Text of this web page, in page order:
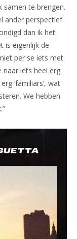
te brengen.
ander perspectief.
dan ik het
is eigenlijk de
per se iets met
naar iets heel erg
‘familiars’, wat
We hebben